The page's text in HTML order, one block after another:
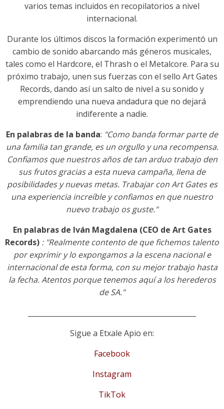
varios temas incluidos en recopilatorios a nivel
internacional.
Durante los últimos discos la formación experimentó un
cambio de sonido abarcando más géneros musicales,
tales como el Hardcore, el Thrash o el Metalcore. Para su
próximo trabajo, unen sus fuerzas con el sello Art Gates
Records, dando así un salto de nivel a su sonido y
emprendiendo una nueva andadura que no dejará
indiferente a nadie.
En palabras de la banda: "Como banda formar parte de
una familia tan grande, es un orgullo y una recompensa.
Confiamos que nuestros años de tan arduo trabajo den
sus frutos gracias a esta nueva campaña, llena de
posibilidades y nuevas metas. Trabajar con Art Gates es
una experiencia increíble y confiamos en que nuestro
nuevo trabajo os guste."
En palabras de Iván Magdalena (CEO de Art Gates
Records) : "Realmente contento de que fichemos talento
por exprimir y lo expongamos a la escena nacional e
internacional de esta forma, con su mejor trabajo hasta
la fecha. Atentos porque tenemos aquí a los herederos
de SA."
Sigue a Etxale Apio en:
Facebook
Instagram
TikTok